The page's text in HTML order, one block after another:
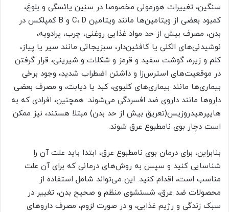
سنگین، تغییرات هورمونی مخصوصا در سنین یائسگی و بلوغ،
کمبود بعضی از ویتامین‌ها مانند ویتامین C، D و B کمپلکس در
بدن، مصرف بیش از حد مواد غذایی روغنی، چرب، پرادویه،
نوشیدنی‌های الکلی یا کافئین‌دار، سبزیجاتی مانند سیر یا پیاز،
کلم و زیره، گوشت سفید و قرمز و شکلات و شیرینی، قرار گرفتن
در موقعیت‌های استرس‌زا و داشتن اضطراب شدید، وجود برخی
بیماری‌ها مانند بیماری‌های کلیوی، کبد یا دیابت، و مصرف بعضی
داروها مانند داروی ضد افسردگی می‌شوند. همچنین، افرادی که به
هایپرهیدروزیس(تعریق بیش از حد بدن) مبتلا هستند، نیز ممکن
است دچار بوی نامطبوع عرق شوند.
بنابراین، برای درمان بوی نامطبوع عرق، ابتدا باید علت آن را
شناسایی کنید و سپس به روش‌های درمانی که برای آن علت
مناسب است، اقدام کنید. این می‌تواند شامل استفاده از
محصولات ضد عرق، شستشوی منظم و صحیح بدن، تغییر در
سبک زندگی و رژیم غذایی، و در صورت لزوم، مصرف داروهای